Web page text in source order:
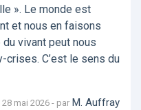
». Le monde est
et nous en faisons
vivant peut nous
C’est le sens du
mai 2026 - par M. Auffray